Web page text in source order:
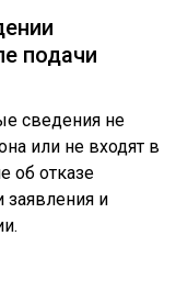
подачи
сведения не
или не входят в
об отказе
заявления и